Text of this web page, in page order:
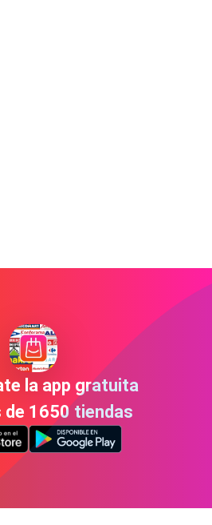
la app gratuita
de 1650 tiendas